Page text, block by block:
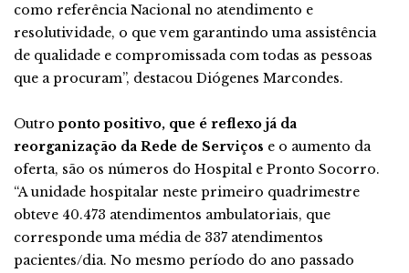
como referência Nacional no atendimento e
resolutividade, o que vem garantindo uma assistência
de qualidade e compromissada com todas as pessoas
que a procuram”, destacou Diógenes Marcondes.
Outro ponto positivo, que é reflexo já da
reorganização da Rede de Serviços e o aumento da
oferta, são os números do Hospital e Pronto Socorro.
“A unidade hospitalar neste primeiro quadrimestre
obteve 40.473 atendimentos ambulatoriais, que
corresponde uma média de 337 atendimentos
pacientes/dia. No mesmo período do ano passado